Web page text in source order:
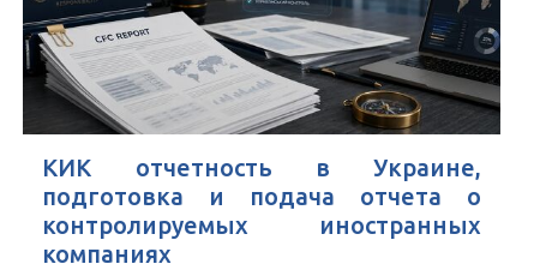
КИК отчетность в Украине,
подготовка и подача отчета о
контролируемых иностранных
компаниях